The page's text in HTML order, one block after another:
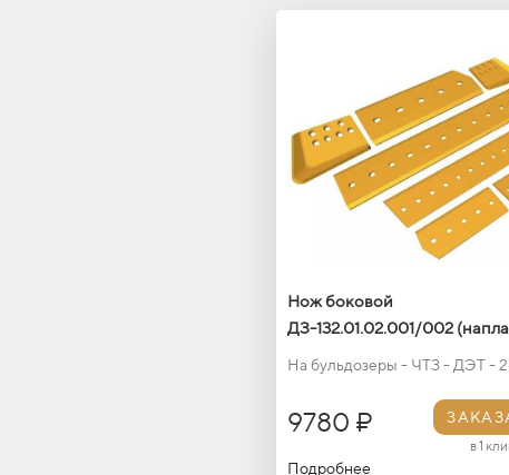
Нож боковой
ДЗ-132.01.02.001/002
На бульдозеры - ЧТЗ - ДЭТ -
9780 ₽
в 1
Подробнее